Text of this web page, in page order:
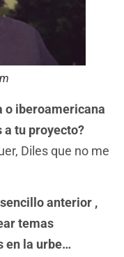
o iberoamericana
a tu proyecto?
Diles que no me
anterior ,
temas
en la urbe…